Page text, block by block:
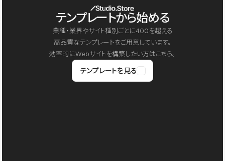
テンプレートから始める
業種・業界やサイト種別ごとに400を超える
高品質なテンプレートをご用意しています。
効率的にWebサイトを構築したい方はこちら。
テンプレートを見る